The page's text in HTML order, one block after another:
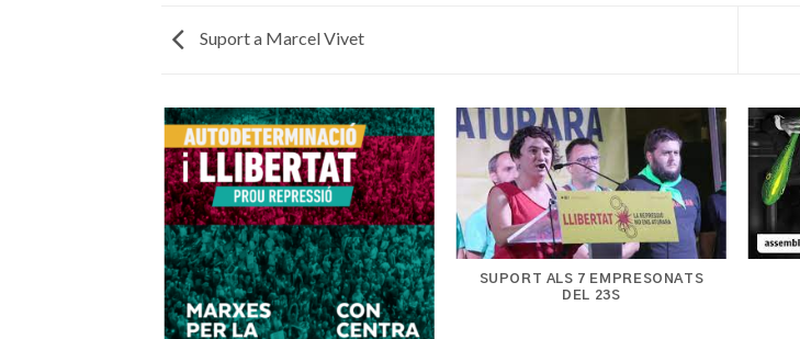
Suport a Marcel Vivet
SUPORT ALS 7 EMPRESONATS
DEL 23S